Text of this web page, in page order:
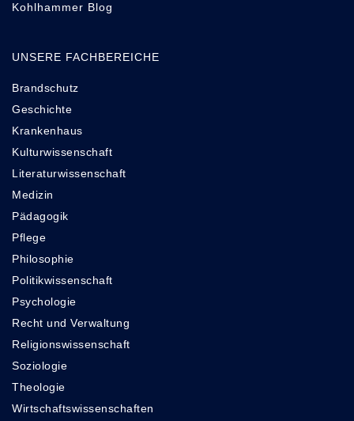
Kohlhammer Blog
UNSERE FACHBEREICHE
Brandschutz
Geschichte
Krankenhaus
Kulturwissenschaft
Literaturwissenschaft
Medizin
Pädagogik
Pflege
Philosophie
Politikwissenschaft
Psychologie
Recht und Verwaltung
Religionswissenschaft
Soziologie
Theologie
Wirtschaftswissenschaften